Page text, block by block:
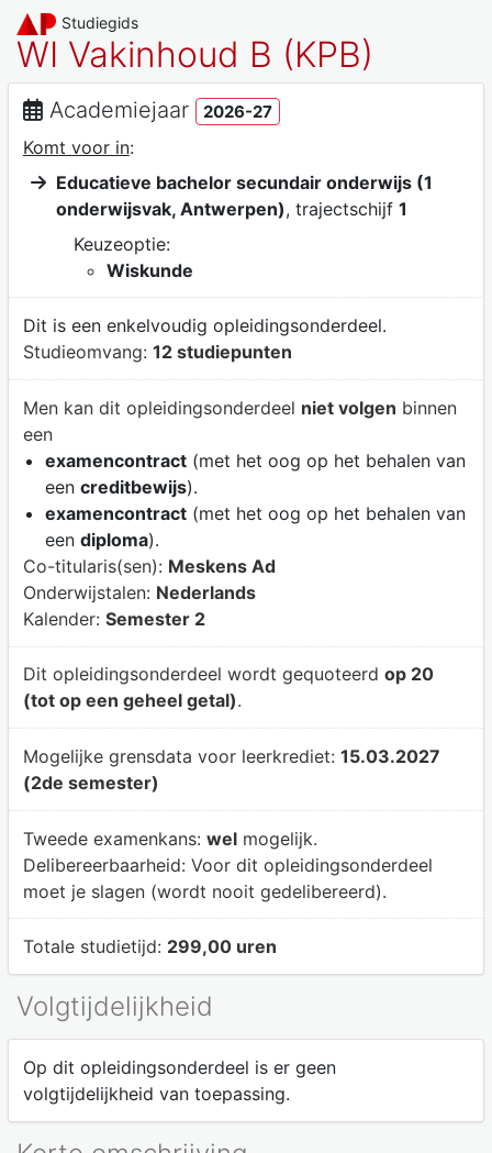
Studiegids
WI Vakinhoud B (KPB)
Academiejaar 2026-27
Komt voor in:
Educatieve bachelor secundair onderwijs (1
onderwijsvak, Antwerpen), trajectschijf 1
Keuzeoptie:
Wiskunde
Dit is een enkelvoudig opleidingsonderdeel.
Studieomvang: 12 studiepunten
Men kan dit opleidingsonderdeel niet volgen binnen
een
examencontract(met het oog op het behalen van
een creditbewijs).
examencontract(met het oog op het behalen van
een diploma).
Co-titularis(sen): Meskens Ad
Onderwijstalen: Nederlands
Kalender: Semester 2
Dit opleidingsonderdeel wordt gequoteerd op 20
(tot op een geheel getal).
Mogelijke grensdata voor leerkrediet: 15.03.2027
(2de semester)
Tweede examenkans: welmogelijk.
Delibereerbaarheid: Voor dit opleidingsonderdeel
moet je slagen (wordt nooit gedelibereerd).
Totale studietijd: 299,00 uren
Volgtijdelijkheid
Op dit opleidingsonderdeel is er geen
volgtijdelijkheid van toepassing.